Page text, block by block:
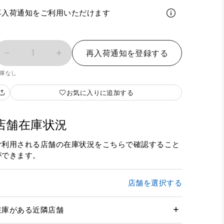
入荷通知をご利用いただけます
1 再入荷通知を登録する
なし
お気に入りに追加する
舗在庫状況
利用される店舗の在庫状況をこちらで確認すること
きます。
店舗を選択する
庫がある近隣店舗